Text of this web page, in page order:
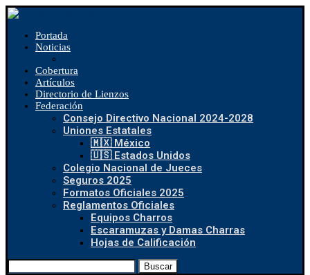
Portada
Noticias
Cobertura
Artículos
Directorio de Lienzos
Federación
Consejo Directivo Nacional 2024-2028
Uniones Estatales
🇲🇽 México
🇺🇸 Estados Unidos
Colegio Nacional de Jueces
Seguros 2025
Formatos Oficiales 2025
Reglamentos Oficiales
Equipos Charros
Escaramuzas y Damas Charras
Hojas de Calificación
Buscar